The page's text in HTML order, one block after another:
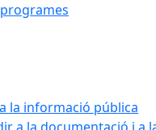
la informació pública